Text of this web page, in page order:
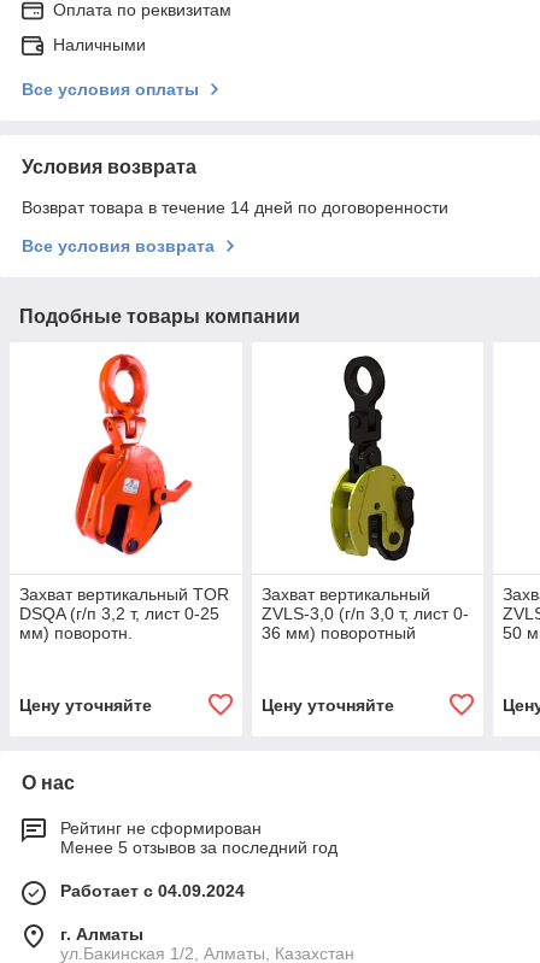
Оплата по реквизитам
Наличными
Все условия оплаты
Условия возврата
Возврат товара в течение 14 дней по договоренности
Все условия возврата
Подобные товары компании
Захват вертикальный TOR
DSQA (г/п 3,2 т, лист 0-25
мм) поворотн.
Цену уточняйте
Захват вертикальный
ZVLS-3,0 (г/п 3,0 т, лист 0-
36 мм) поворотный
Цену уточняйте
50
О нас
Рейтинг не сформирован
Менее 5 отзывов за последний год
Работает с 04.09.2024
г. Алматы
ул.Бакинская 1/2, Алматы, Казахстан